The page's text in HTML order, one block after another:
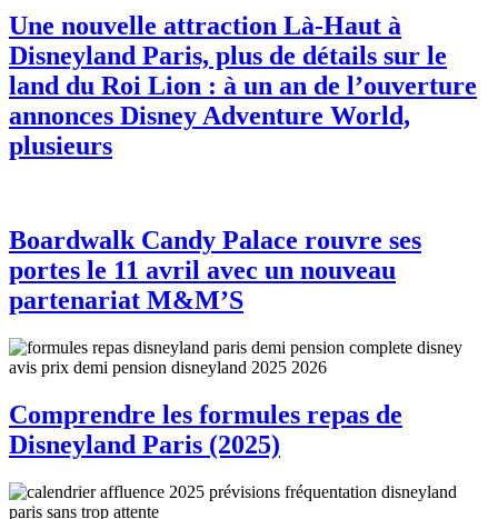
Une nouvelle attraction Là-Haut à
Disneyland Paris, plus de détails sur le
land du Roi Lion : à un an de l’ouverture
annonces Disney Adventure World,
plusieurs
Boardwalk Candy Palace rouvre ses
portes le 11 avril avec un nouveau
partenariat M&M’S
Comprendre les formules repas de
Disneyland Paris (2025)